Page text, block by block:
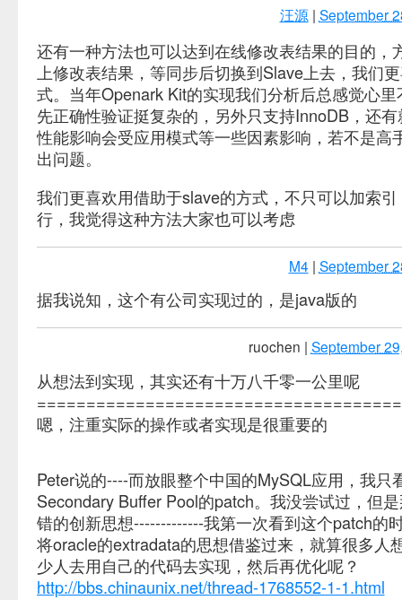
汪源| September
还有一种方法也可以达到在线修改表结果的目的，
上修改表结果，等同步后切换到Slave上去，我们
式。当年Openark Kit的实现我们分析后总感觉心
先正确性验证挺复杂的，另外只支持InnoDB，还
性能影响会受应用模式等一些因素影响，若不是高
出问题。
我们更喜欢用借助于slave的方式，不只可以加索
行，我觉得这种方法大家也可以考虑
M4 | September
据我说知，这个有公司实现过的，是java版的
ruochen | September
从想法到实现，其实还有十万八千零一公里呢
嗯，注重实际的操作或者实现是很重要的
Peter说的----而放眼整个中国的MySQL应用，我只
Secondary Buffer Pool的patch。我没尝试过，但
错的创新思想-------------我第一次看到这个patch的
将oracle的extradata的思想借鉴过来，就算很多人
少人去用自己的代码去实现，然后再优化呢？
http://bbs.chinaunix.net/thread-1768552-1-1.html